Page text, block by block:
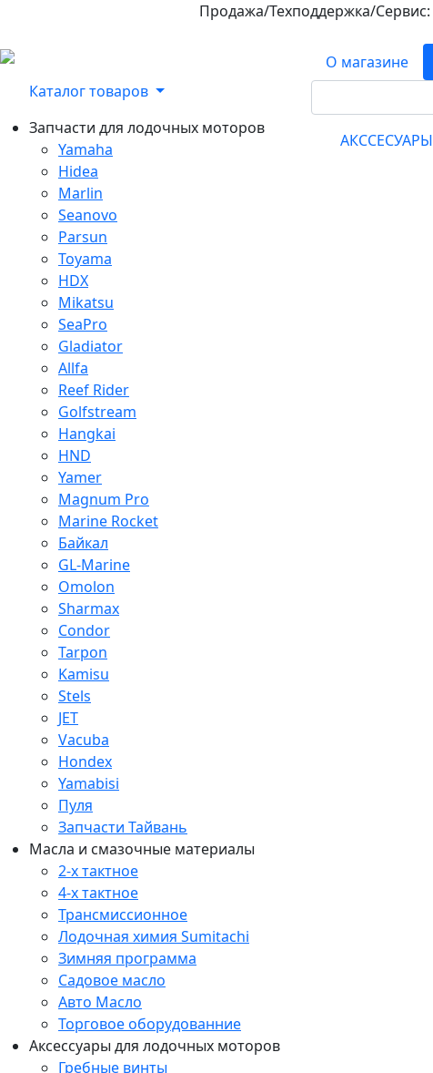
Продажа/Техподдержка/Сервис:
Каталог товаров
Запчасти для лодочных моторов
Yamaha
Hidea
Marlin
Seanovo
Parsun
Toyama
HDX
Mikatsu
SeaPro
Gladiator
Allfa
Reef Rider
Golfstream
Hangkai
HND
Yamer
Magnum Pro
Marine Rocket
Байкал
GL-Marine
Omolon
Sharmax
Condor
Tarpon
Kamisu
Stels
JET
Vacuba
Hondex
Yamabisi
Пуля
Запчасти Тайвань
Масла и смазочные материалы
2-х тактное
4-х тактное
Трансмиссионное
Лодочная химия Sumitachi
Зимняя программа
Садовое масло
Авто Масло
Торговое оборудованние
Аксессуары для лодочных моторов
Гребные винты
О магазине
АКССЕСУАРЫ